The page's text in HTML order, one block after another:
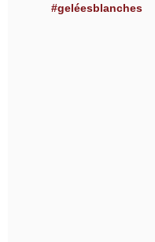
#geléesblanches